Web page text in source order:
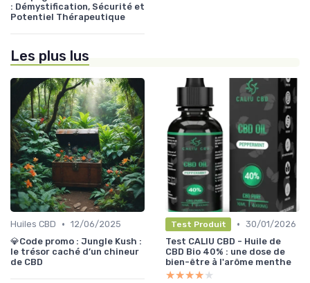
: Démystification, Sécurité et
Potentiel Thérapeutique
Les plus lus
Huiles CBD • 12/06/2025
💎Code promo : Jungle Kush :
le trésor caché d’un chineur
de CBD
Test Produit • 30/01/2026
Test CALIU CBD - Huile de
CBD Bio 40% : une dose de
bien-être à l'arôme menthe
★★★★★
★★★★★